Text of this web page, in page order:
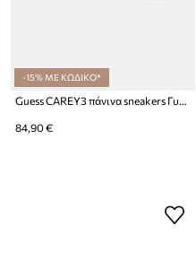
-15% ΜΕ ΚΩΔΙΚΟ*
Guess CAREY3 πάνινα sneakers Γυναικεία
84,90 €